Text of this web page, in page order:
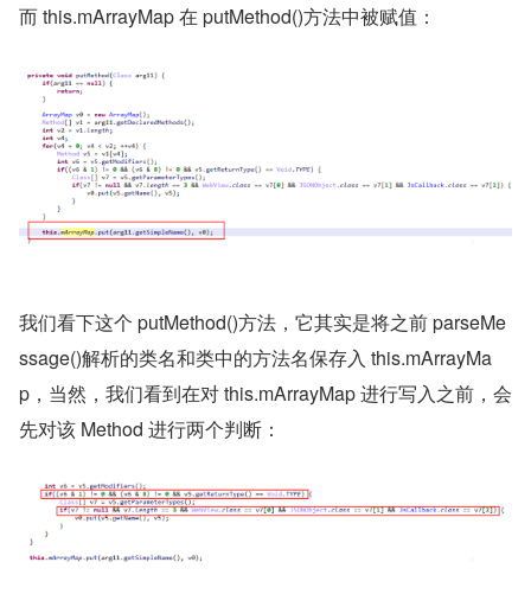
而 this.mArrayMap 在 putMethod()方法中被赋值：
我们看下这个 putMethod()方法，它其实是将之前 parseMe
ssage()解析的类名和类中的方法名保存入 this.mArrayMa
p，当然，我们看到在对 this.mArrayMap 进行写入之前，会
先对该 Method 进行两个判断：